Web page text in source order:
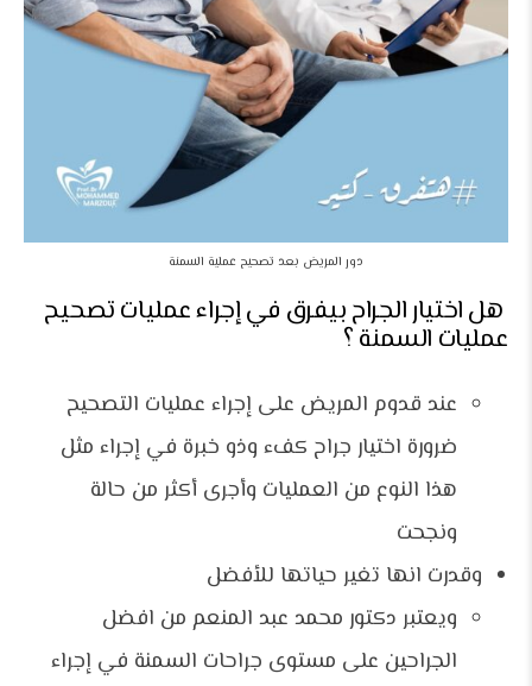
دور المريض بعد تصحيح عملية السمنة
هل اختيار الجراح بيفرق في إجراء عمليات تصحيح
عمليات السمنة ؟
عند قدوم المريض على إجراء عمليات التصحيح
ضرورة اختيار جراح كفء وذو خبرة في إجراء مثل
هذا النوع من العمليات وأجرى أكثر من حالة
ونجحت
وقدرت انها تغير حياتها للأفضل
ويعتبر دكتور محمد عبد المنعم من افضل
الجراحين على مستوى جراحات السمنة في إجراء